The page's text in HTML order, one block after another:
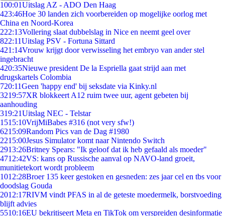
100:01Uitslag AZ - ADO Den Haag
423:46Hoe 30 landen zich voorbereiden op mogelijke oorlog met
China en Noord-Korea
222:13Vollering slaat dubbelslag in Nice en neemt geel over
822:11Uitslag PSV - Fortuna Sittard
421:14Vrouw krijgt door verwisseling het embryo van ander stel
ingebracht
420:35Nieuwe president De la Espriella gaat strijd aan met
drugskartels Colombia
720:11Geen 'happy end' bij seksdate via Kinky.nl
3219:57XR blokkeert A12 ruim twee uur, agent gebeten bij
aanhouding
319:21Uitslag NEC - Telstar
1515:10VrijMiBabes #316 (not very sfw!)
6215:09Random Pics van de Dag #1980
2215:00Jesus Simulator komt naar Nintendo Switch
2913:26Britney Spears: "Ik geloof dat ik heb gefaald als moeder"
4712:42VS: kans op Russische aanval op NAVO-land groeit,
munitietekort wordt probleem
1012:28Broer 135 keer gestoken en gesneden: zes jaar cel en tbs voor
doodslag Gouda
2012:17RIVM vindt PFAS in al de geteste moedermelk, borstvoeding
blijft advies
5510:16EU bekritiseert Meta en TikTok om verspreiden desinformatie